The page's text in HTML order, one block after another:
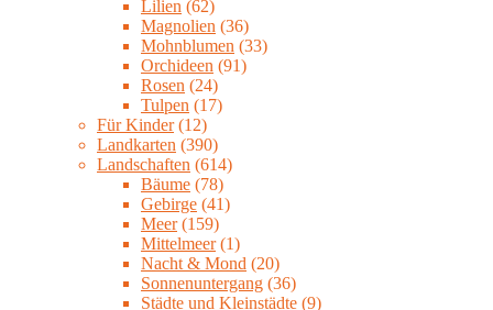
Lilien (62)
Magnolien (36)
Mohnblumen (33)
Orchideen (91)
Rosen (24)
Tulpen (17)
Für Kinder (12)
Landkarten (390)
Landschaften (614)
Bäume (78)
Gebirge (41)
Meer (159)
Mittelmeer (1)
Nacht & Mond (20)
Sonnenuntergang (36)
Städte und Kleinstädte (9)